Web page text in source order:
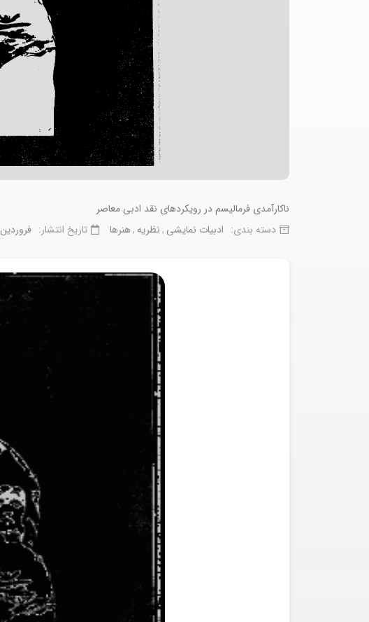
ناکارآمدی فرماليسم در رويکردهای نقد ادبی معاصر
دسته بندی: ادبیات نمایشی نظریه هنرها تاریخ انتشار: فروردین ۶, ۱۳۹۷